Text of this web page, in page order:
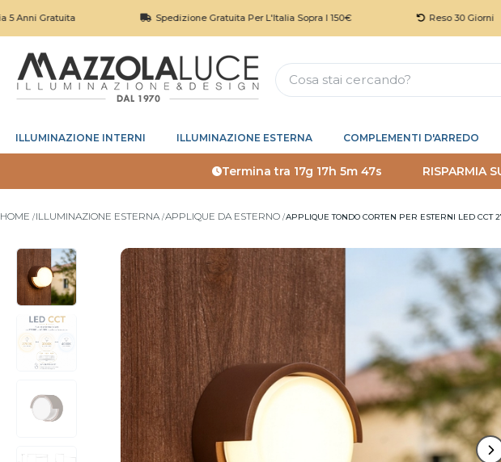
Spedizione Gratuita Per L'Italia Sopra I 150€ Reso 30 Giorni
ILLUMINAZIONE INTERNI ILLUMINAZIONE ESTERNA COMPLEMENTI D'ARREDO
Termina tra 17g 17h 5m 46s RISPARMIA
HOME ILLUMINAZIONE ESTERNA APPLIQUE DA ESTERNO APPLIQUE TONDO CORTEN PER ESTERNI LED CCT